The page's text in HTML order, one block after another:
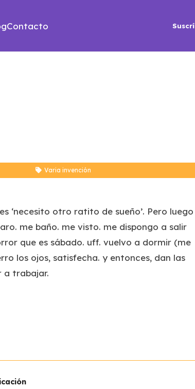
Contacto
Varia invención
‘necesito otro ratito de sueño’. Pero luego
me baño. me visto. me dispongo a salir
que es sábado. uff. vuelvo a dormir (me
los ojos, satisfecha. y entonces, dan las
a trabajar.